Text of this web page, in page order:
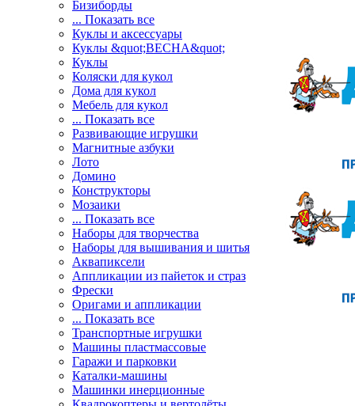
Бизиборды
... Показать все
Куклы и аксессуары
Куклы &quot;ВЕСНА&quot;
Куклы
Коляски для кукол
Дома для кукол
Мебель для кукол
... Показать все
Развивающие игрушки
Магнитные азбуки
Лото
Домино
Конструкторы
Мозаики
... Показать все
Наборы для творчества
Наборы для вышивания и шитья
Аквапиксели
Аппликации из пайеток и страз
Фрески
Оригами и аппликации
... Показать все
Транспортные игрушки
Машины пластмассовые
Гаражи и парковки
Каталки-машины
Машинки инерционные